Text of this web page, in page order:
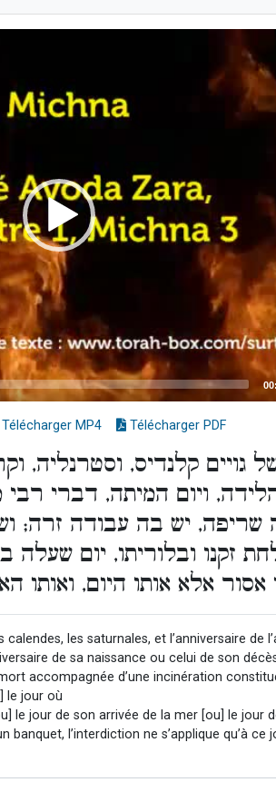
Télécharger MP4 Télécharger PDF
גויים קלנדיס, וסטרנליה,
ויום המיתה, דברי
שריפה, יש בה עבודה זרה;
זקנו ובלוריתו, יום שעלה
אסור אלא אותו היום, ואותו
les saturnales, et l’anniversaire de
de sa naissance ou celui de son
accompagnée d’une incinération
le jour où
le jour de son arrivée de la mer [ou] le jour
l’interdiction ne s’applique qu’à ce